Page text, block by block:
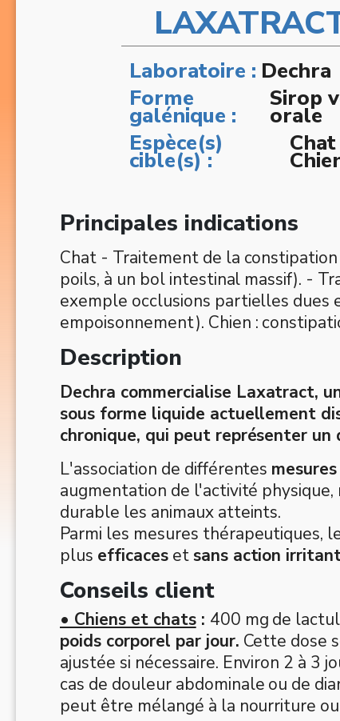
Laboratoire : Dechra
Forme
galénique :
Sirop
orale
Espèce(s)
cible(s) :
Chat
Principales indications
Chat - Traitement de la
poils, à un bol intestinal massif). -
exemple occlusions partielles dues
empoisonnement). Chien :
Description
Dechra commercialise Laxatract,
sous forme liquide actuellement
chronique, qui peut représenter
L'association de différentes
augmentation de l'activité
durable les animaux atteints.
Parmi les mesures thérapeutiques,
plus efficacesetsans action
Conseils client
• Chiens et chats: 400 mg de
poids corporel par jour. Cette dose
ajustée si nécessaire. Environ 2 à 3
cas de douleur abdominale ou de
peut être mélangé à la nourriture